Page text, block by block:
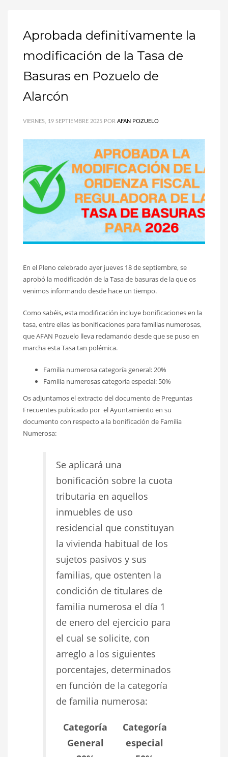
Aprobada definitivamente la
modificación de la Tasa de
Basuras en Pozuelo de
Alarcón
VIERNES, 19 SEPTIEMBRE 2025 POR AFAN POZUELO
En el Pleno celebrado ayer jueves 18 de septiembre, se
aprobó la modificación de la Tasa de basuras de la que os
venimos informando desde hace un tiempo.
Como sabéis, esta modificación incluye bonificaciones en la
tasa, entre ellas las bonificaciones para familias numerosas,
que AFAN Pozuelo lleva reclamando desde que se puso en
marcha esta Tasa tan polémica.
Familia numerosa categoría general: 20%
Familia numerosas categoría especial: 50%
Os adjuntamos el extracto del documento de Preguntas
Frecuentes publicado por el Ayuntamiento en su
documento con respecto a la bonificación de Familia
Numerosa:
Se aplicará una
bonificación sobre la cuota
tributaria en aquellos
inmuebles de uso
residencial que constituyan
la vivienda habitual de los
sujetos pasivos y sus
familias, que ostenten la
condición de titulares de
familia numerosa el día 1
de enero del ejercicio para
el cual se solicite, con
arreglo a los siguientes
porcentajes, determinados
en función de la categoría
de familia numerosa:
Categoría
General
Categoría
especial